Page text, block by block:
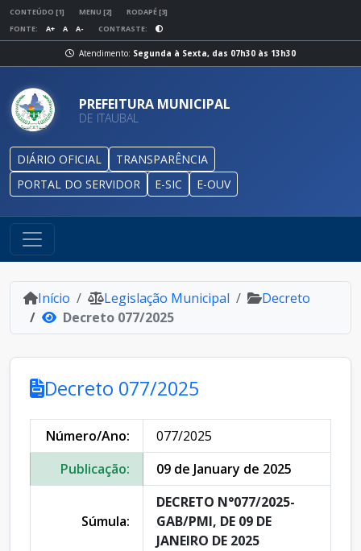
CONTEÚDO [1] MENU [2]
RODAPÉ [3]
FONTE:
A+ A A- CONTRASTE:
Atendimento: Segunda à Sexta, das 07h30 às 13h30
PREFEITURA MUNICIPAL
DE ITAUBAL
DIÁRIO OFICIAL
TRANSPARÊNCIA
PORTAL DO SERVIDOR
E-SIC E-OUV
Início Legislação Municipal
Decreto
Decreto 077/2025
Decreto 077/2025
Número/Ano:
077/2025
Publicação:
09 de January de 2025
Súmula:
DECRETO N°077/2025-
GAB/PMI, DE 09 DE
JANEIRO DE 2025